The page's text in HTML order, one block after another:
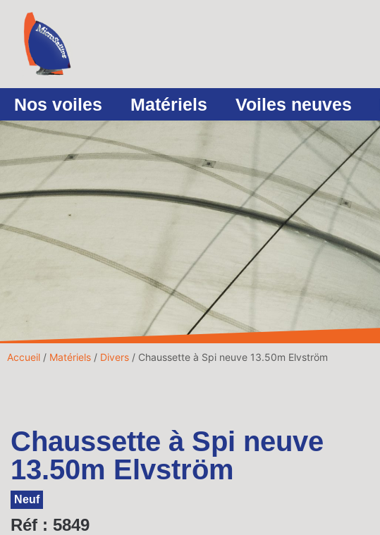
Nos voiles Matériels Voiles neuves
Accueil / Matériels / Divers / Chaussette à Spi neuve 13.50m Elvström
Chaussette à Spi neuve
13.50m Elvström
Neuf
Réf : 5849